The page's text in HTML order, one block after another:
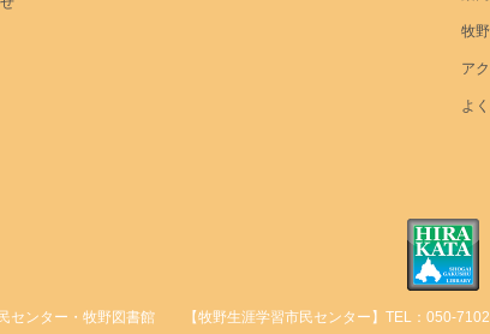
牧
ア
よ
センター・牧野図書館 【牧野生涯学習市民センター】TEL：050-